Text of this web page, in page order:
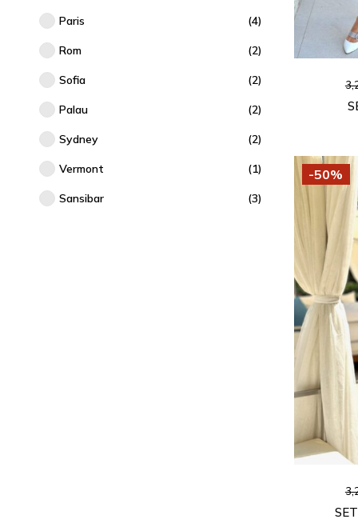
-50%
Paris (4)
Rom (2)
Sofia (2)
Palau (2)
Sydney (2)
Vermont (1)
Sansibar (3)